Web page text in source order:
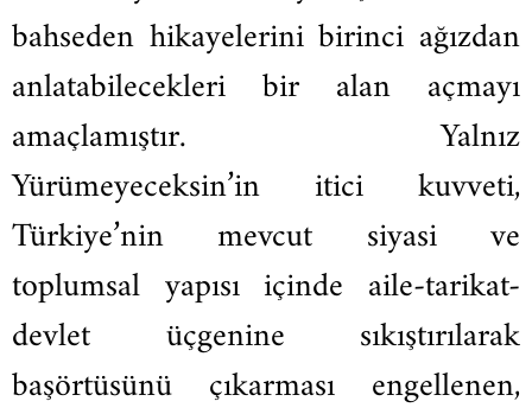
bahseden hikayelerini birinci ağızdan
anlatabilecekleri bir alan açmayı
amaçlamıştır. Yalnız
Yürümeyeceksin’in itici kuvveti,
Türkiye’nin mevcut siyasi ve
toplumsal yapısı içinde aile-tarikat-
devlet üçgenine sıkıştırılarak
başörtüsünü çıkarması engellenen,